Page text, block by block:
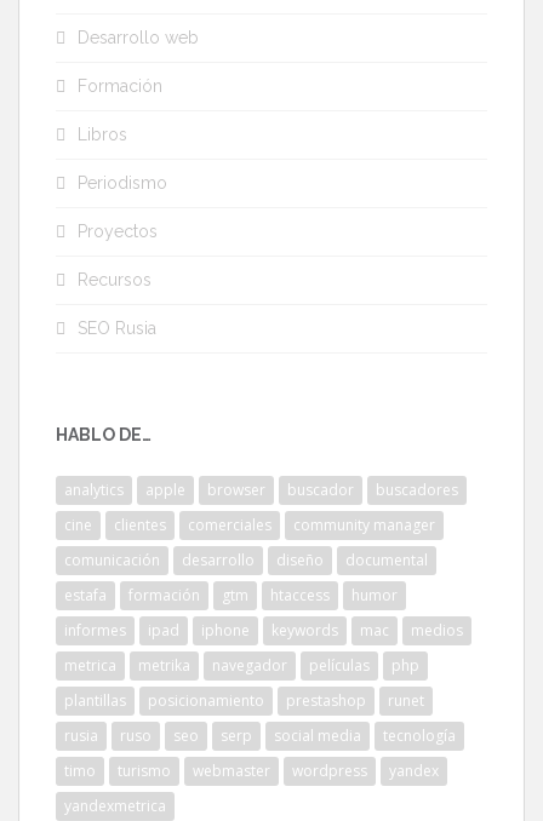
Desarrollo web
Formación
Libros
Periodismo
Proyectos
Recursos
SEO Rusia
HABLO DE…
analytics apple browser buscador
buscadores
cine
clientes comerciales
community manager
comunicación
desarrollo diseño
documental
estafa
formación gtm htaccess
humor
informes
ipad iphone keywords mac
medios
metrica
metrika navegador películas
php
plantillas
posicionamiento prestashop
runet
rusia
ruso seo serp social media
tecnología
timo
turismo webmaster wordpress
yandex
yandexmetrica